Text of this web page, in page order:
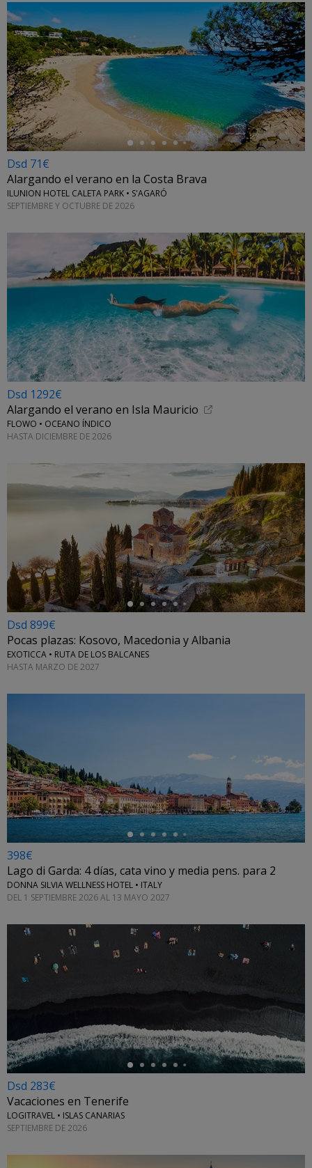
←
Dsd 71€
Alargando el verano en la Costa Brava
ILUNION HOTEL CALETA PARK • S'AGARÓ
SEPTIEMBRE Y OCTUBRE DE 2026
Dsd 1292€
Alargando el verano en Isla Mauricio
FLOWO • OCEANO ÍNDICO
HASTA DICIEMBRE DE 2026
Dsd 899€
Pocas plazas: Kosovo, Macedonia y Albania
EXOTICCA • RUTA DE LOS BALCANES
HASTA MARZO DE 2027
←
398€
Lago di Garda: 4 días, cata vino y media pens. para 2
DONNA SILVIA WELLNESS HOTEL • ITALY
DEL 1 SEPTIEMBRE 2026 AL 13 MAYO 2027
←
Dsd 283€
Vacaciones en Tenerife
LOGITRAVEL • ISLAS CANARIAS
SEPTIEMBRE DE 2026